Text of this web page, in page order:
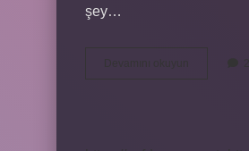
şey…